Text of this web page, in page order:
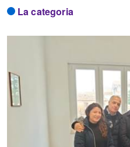
La categoria